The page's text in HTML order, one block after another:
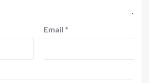
Email *